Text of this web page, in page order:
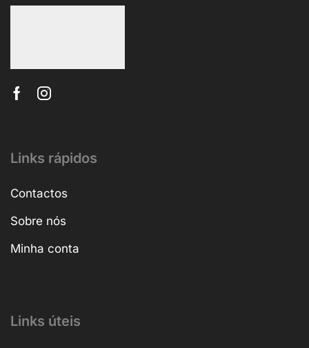
Links rápidos
Contactos
Sobre nós
Minha conta
Links úteis